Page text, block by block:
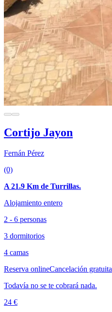
Cortijo Jayon
Fernán Pérez
(0)
A 21.9 Km de Turrillas.
Alojamiento entero
2 - 6 personas
3 dormitorios
4 camas
Reserva onlineCancelación gratuita
Todavía no se te cobrará nada.
24 €